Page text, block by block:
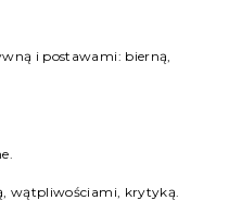
i postawami: bierną,
wątpliwościami, krytyką.